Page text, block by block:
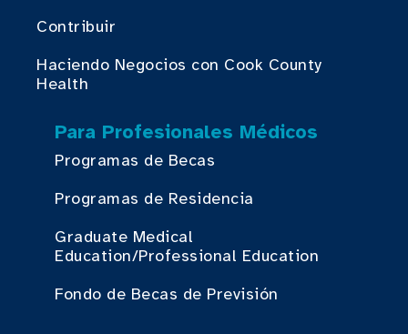
Contribuir
Haciendo Negocios con Cook County
Health
Para Profesionales Médicos
Programas de Becas
Programas de Residencia
Graduate Medical
Education/Professional Education
Fondo de Becas de Previsión